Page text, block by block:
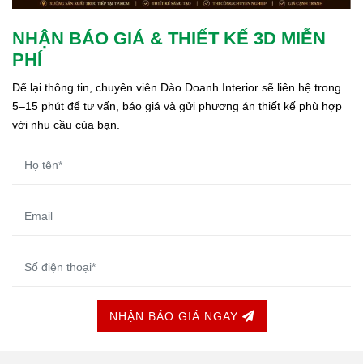
NHẬN BÁO GIÁ & THIẾT KẾ 3D MIỄN
PHÍ
Để lại thông tin, chuyên viên Đào Doanh Interior sẽ liên hệ trong
5–15 phút để tư vấn, báo giá và gửi phương án thiết kế phù hợp
với nhu cầu của bạn.
NHẬN BÁO GIÁ NGAY